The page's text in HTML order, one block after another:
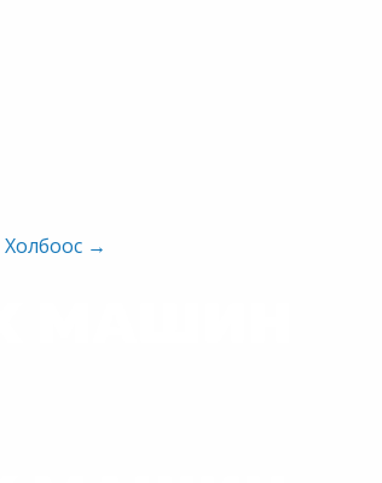
Холбоос →